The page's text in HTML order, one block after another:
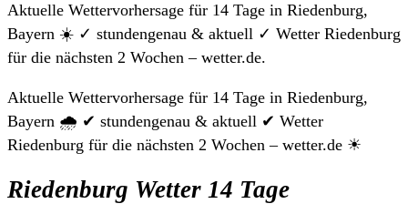
Aktuelle Wettervorhersage für 14 Tage in Riedenburg,
Bayern ☀️ ✓ stundengenau & aktuell ✓ Wetter Riedenburg
für die nächsten 2 Wochen – wetter.de.
Aktuelle Wettervorhersage für 14 Tage in Riedenburg,
Bayern 🌧️ ✔ stundengenau & aktuell ✔ Wetter
Riedenburg für die nächsten 2 Wochen – wetter.de ☀
Riedenburg Wetter 14 Tage